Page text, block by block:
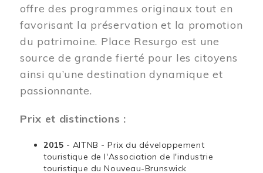
offre des programmes originaux tout en
favorisant la préservation et la promotion
du patrimoine. Place Resurgo est une
source de grande fierté pour les citoyens
ainsi qu’une destination dynamique et
passionnante.
Prix et distinctions :
2015 - AITNB - Prix du développement
touristique de l'Association de l'industrie
touristique du Nouveau-Brunswick